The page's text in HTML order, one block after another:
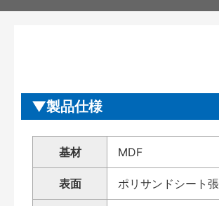
製品仕様
基材 MDF
表面 ポリサンドシート張